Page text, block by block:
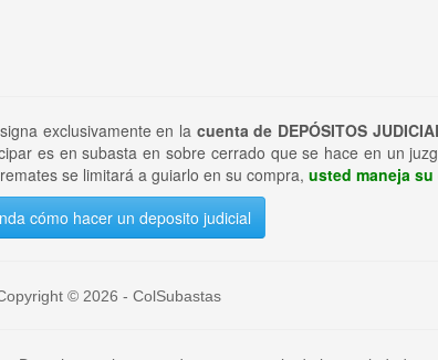
exclusivamente en lacuenta de DEPÓSITOS
es en subasta en sobre cerrado que se hace en un
se limitará a guiarlo en su compra, usted maneja
cómo hacer un deposito judicial
© 2026 - ColSubastas